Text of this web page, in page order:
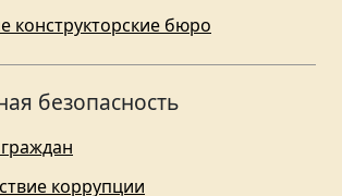
конструкторские бюро
безопасность
коррупции